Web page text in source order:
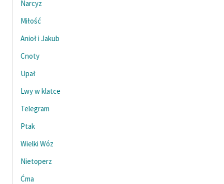
Ręce pełne poezji
Kolekcje edukacyjne
twórców przechodzących
lektur szkolnych oraz
Starego Testamentu
Odkurzamy bohaterów
Szkoła Poezji Wolnych
Lektur
O nas
Narcyz
Miłość
Anioł i Jakub
Cnoty
Upał
Lwy w klatce
Telegram
Ptak
Wielki Wóz
Nietoperz
Ćma